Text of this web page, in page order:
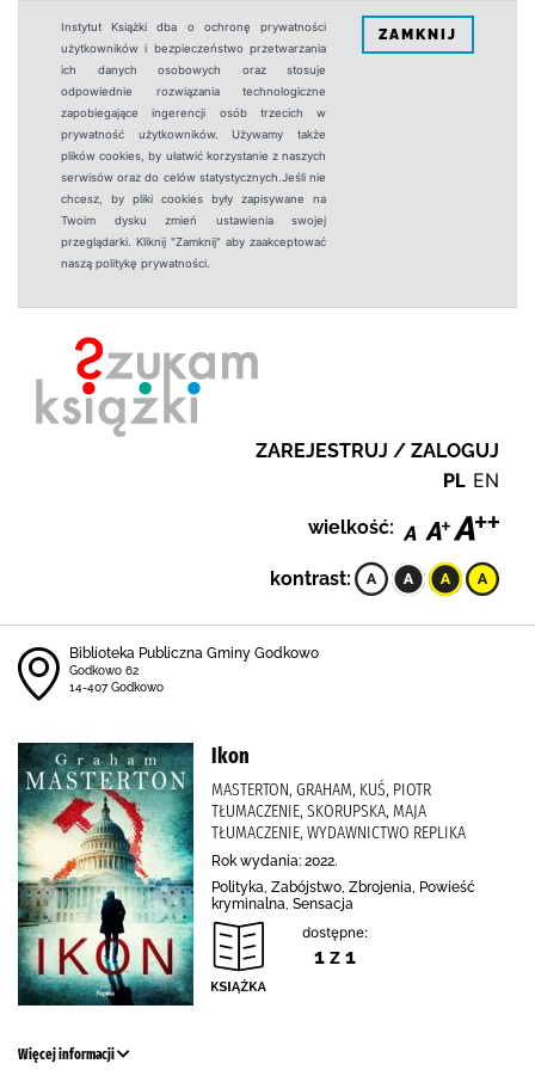
Instytut Książki dba o ochronę prywatności
użytkowników i bezpieczeństwo przetwarzania
ich danych osobowych oraz stosuje
odpowiednie rozwiązania technologiczne
zapobiegające ingerencji osób trzecich w
prywatność użytkowników. Używamy także
plików cookies, by ułatwić korzystanie z naszych
serwisów oraz do celów statystycznych.Jeśli nie
chcesz, by pliki cookies były zapisywane na
Twoim dysku zmień ustawienia swojej
przeglądarki. Kliknij "Zamknij" aby zaakceptować
naszą politykę prywatności.
ZAMKNIJ
ZAREJESTRUJ / ZALOGUJ
PL EN
wielkość:
kontrast:
Biblioteka Publiczna Gminy Godkowo
Godkowo 62
14-407 Godkowo
Ikon
MASTERTON, GRAHAM, KUŚ, PIOTR
TŁUMACZENIE, SKORUPSKA, MAJA
TŁUMACZENIE, WYDAWNICTWO REPLIKA
Rok wydania: 2022.
Polityka, Zabójstwo, Zbrojenia, Powieść
kryminalna, Sensacja
dostępne:
1 z 1
Więcej informacji